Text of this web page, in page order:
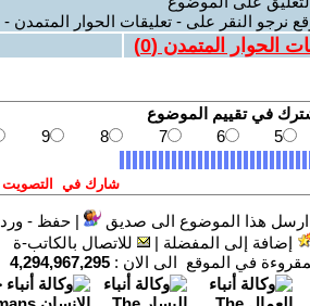
نرجو النقر على - تعليقات الحوار المتمدن -
الحوار المتمدن (0
)
ارسل هذا الموضوع الى صديق |حفظ - ورد
إضافة إلى المفضلة |
للاتصال بالكاتب-ة
في الموقع الى الان : 4,294,967,295